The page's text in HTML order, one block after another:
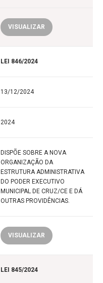
VISUALIZAR
LEI 846/2024
13/12/2024
2024
DISPÕE SOBRE A NOVA
ORGANIZAÇÃO DA
ESTRUTURA ADMINISTRATIVA
DO PODER EXECUTIVO
MUNICIPAL DE CRUZ/CE E DÁ
OUTRAS PROVIDÊNCIAS.
VISUALIZAR
LEI 845/2024